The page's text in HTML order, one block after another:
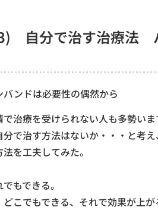
自分で治す治療法
ンドは必要性の偶然から
治療を受けられない人も多勢いま
で治す方法はないか・・・と考え
を工夫してみた。
もできる。
こでもできる、それで効果が上が